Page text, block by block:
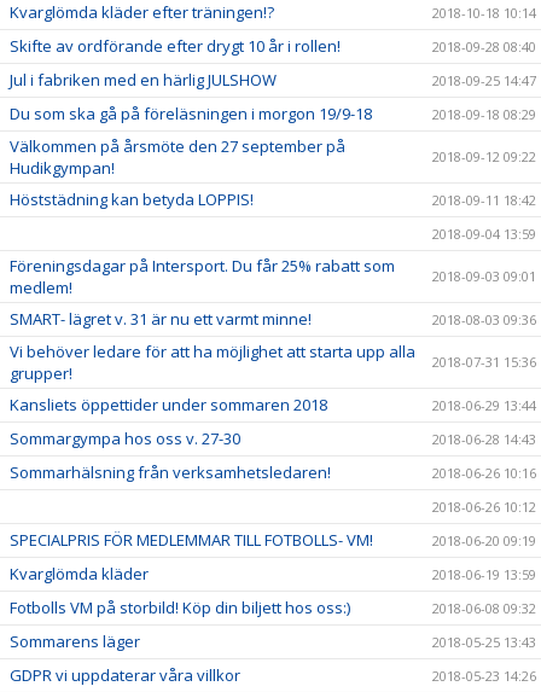
Kvarglömda kläder efter träningen!? 2018-10-18 10:14
Skifte av ordförande efter drygt 10 år i rollen! 2018-09-28 08:40
Jul i fabriken med en härlig JULSHOW 2018-09-25 14:47
Du som ska gå på föreläsningen i morgon 19/9-18 2018-09-18 08:29
Välkommen på årsmöte den 27 september på
Hudikgympan!
2018-09-12 09:22
Höststädning kan betyda LOPPIS!
2018-09-11 18:42
2018-09-04 13:59
Föreningsdagar på Intersport. Du får 25% rabatt som
medlem!
2018-09-03 09:01
SMART- lägret v. 31 är nu ett varmt minne! 2018-08-03 09:36
Vi behöver ledare för att ha möjlighet att starta upp alla
grupper!
2018-07-31 15:36
Kansliets öppettider under sommaren 2018 2018-06-29 13:44
Sommargympa hos oss v. 27-30 2018-06-28 14:43
Sommarhälsning från verksamhetsledaren!
2018-06-26 10:16
2018-06-26 10:12
SPECIALPRIS FÖR MEDLEMMAR TILL FOTBOLLS- VM! 2018-06-20 09:19
Kvarglömda kläder 2018-06-19 13:59
Fotbolls VM på storbild! Köp din biljett hos oss:) 2018-06-08 09:32
Sommarens läger 2018-05-25 13:43
GDPR vi uppdaterar våra villkor 2018-05-23 14:26